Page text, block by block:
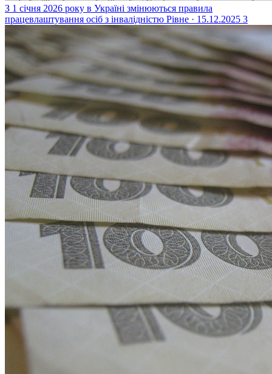
З 1 січня 2026 року в Україні змінюються правила
працевлаштування осіб з інвалідністю Рівне · 15.12.2025 3